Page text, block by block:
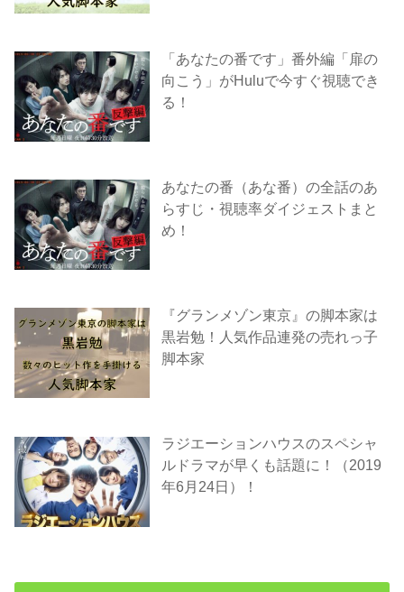
「あなたの番です」番外編「扉の
向こう」がHuluで今すぐ視聴でき
る！
あなたの番（あな番）の全話のあ
らすじ・視聴率ダイジェストまと
め！
『グランメゾン東京』の脚本家は
黒岩勉！人気作品連発の売れっ子
脚本家
ラジエーションハウスのスペシャ
ルドラマが早くも話題に！（2019
年6月24日）！